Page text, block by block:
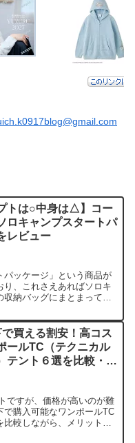
トは○中身は△】コー
ロキャンプスタートパ
レビュー
パッケージ」という商品が
、これさえあればソロキ
収納バッグにまとまってい
買える割安！高コス
ールTC（テクニカル
テント６選を比較・紹
ですが、価格が高いのが難
購入可能なワンポールTC
較しながら、メリット・